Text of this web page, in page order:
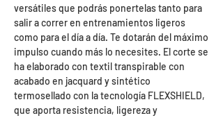
versátiles que podrás ponertelas tanto para
salir a correr en entrenamientos ligeros
como para el día a día. Te dotarán del máximo
impulso cuando más lo necesites. El corte se
ha elaborado con textil transpirable con
acabado en jacquard y sintético
termosellado con la tecnología FLEXSHIELD,
que aporta resistencia, ligereza y